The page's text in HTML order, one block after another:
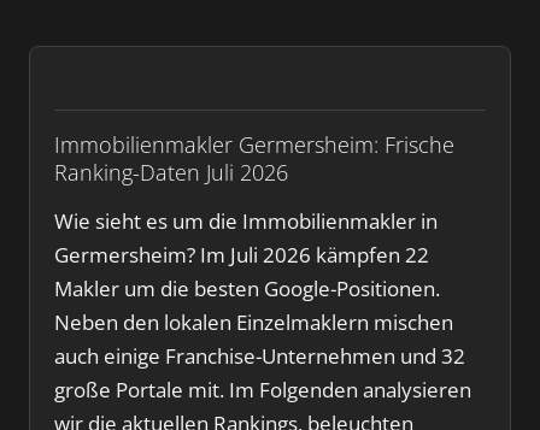
Immobilienmakler Germersheim: Frische
Ranking-Daten Juli 2026
Wie sieht es um die Immobilienmakler in
Germersheim? Im Juli 2026 kämpfen 22
Makler um die besten Google-Positionen.
Neben den lokalen Einzelmaklern mischen
auch einige Franchise-Unternehmen und 32
große Portale mit. Im Folgenden analysieren
wir die aktuellen Rankings, beleuchten